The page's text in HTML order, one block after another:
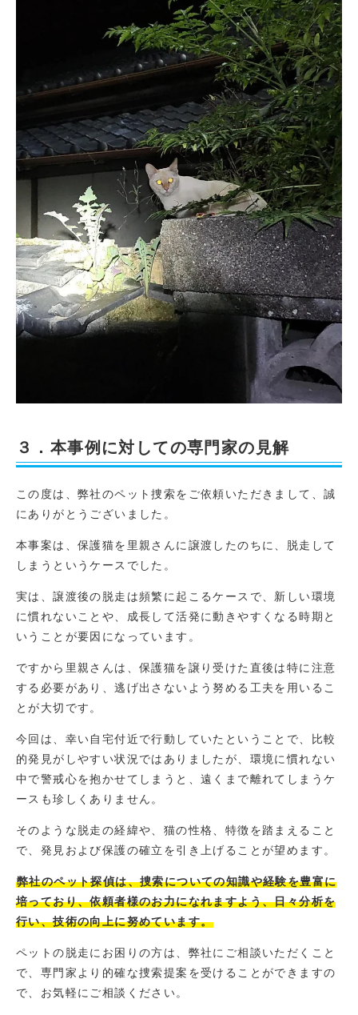
３．本事例に対しての専門家の見解
この度は、弊社のペット捜索をご依頼いただきまして、誠
にありがとうございました。
本事案は、保護猫を里親さんに譲渡したのちに、脱走して
しまうというケースでした。
実は、譲渡後の脱走は頻繁に起こるケースで、新しい環境
に慣れないことや、成長して活発に動きやすくなる時期と
いうことが要因になっています。
ですから里親さんは、保護猫を譲り受けた直後は特に注意
する必要があり、逃げ出さないよう努める工夫を用いるこ
とが大切です。
今回は、幸い自宅付近で行動していたということで、比較
的発見がしやすい状況ではありましたが、環境に慣れない
中で警戒心を抱かせてしまうと、遠くまで離れてしまうケ
ースも珍しくありません。
そのような脱走の経緯や、猫の性格、特徴を踏まえること
で、発見および保護の確立を引き上げることが望めます。
弊社のペット探偵は、捜索についての知識や経験を豊富に
培っており、依頼者様のお力になれますよう、日々分析を
行い、技術の向上に努めています。
ペットの脱走にお困りの方は、弊社にご相談いただくこと
で、専門家より的確な捜索提案を受けることができますの
で、お気軽にご相談ください。